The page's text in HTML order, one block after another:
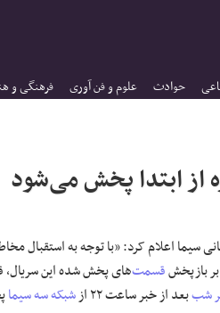
حوادث علوم و فن آوری فرهنگی و
از ابتدا پخش می‌شود
سیما اعلام کرد: «با توجه به استقبال
بازپخشقسمت‌های پخش شده این
شببعد از خبر ساعت ۲۲ از شبکه سه سیما